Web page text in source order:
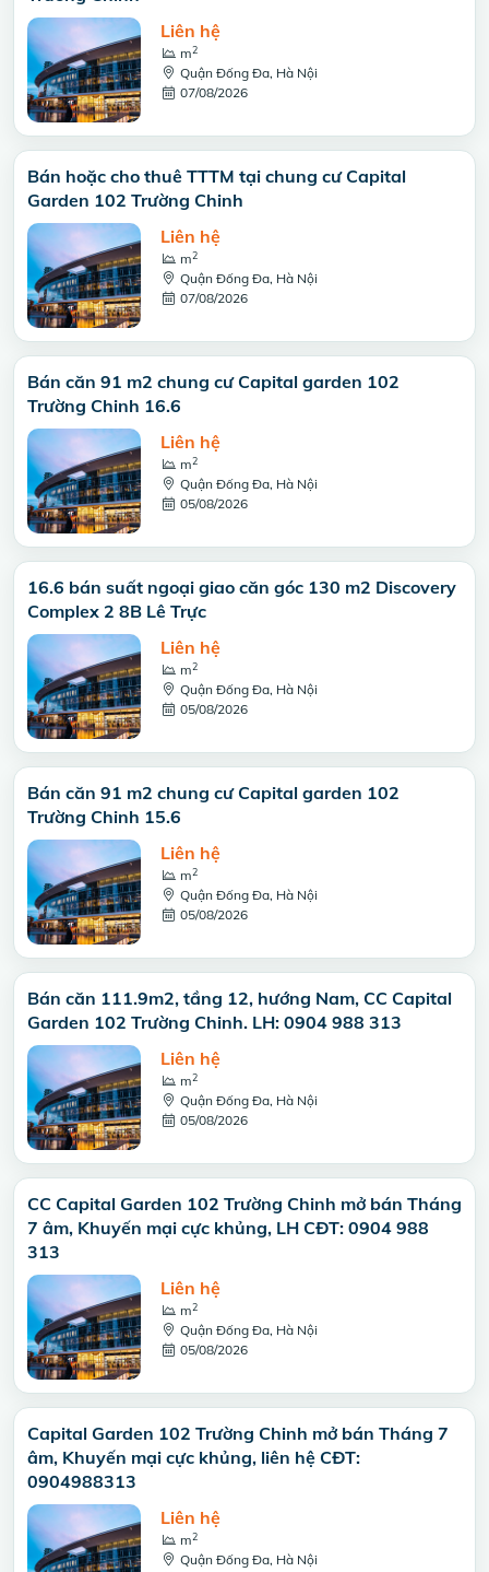
Liên hệ
m2
Quận Đống Đa, Hà Nội
07/08/2026
Bán hoặc cho thuê TTTM tại chung cư Capital
Garden 102 Trường Chinh
Liên hệ
m2
Quận Đống Đa, Hà Nội
07/08/2026
Bán căn 91 m2 chung cư Capital garden 102
Trường Chinh 16.6
Liên hệ
m2
Quận Đống Đa, Hà Nội
05/08/2026
16.6 bán suất ngoại giao căn góc 130 m2 Discovery
Complex 2 8B Lê Trực
Liên hệ
m2
Quận Đống Đa, Hà Nội
05/08/2026
Bán căn 91 m2 chung cư Capital garden 102
Trường Chinh 15.6
Liên hệ
m2
Quận Đống Đa, Hà Nội
05/08/2026
Bán căn 111.9m2, tầng 12, hướng Nam, CC Capital
Garden 102 Trường Chinh. LH: 0904 988 313
Liên hệ
m2
Quận Đống Đa, Hà Nội
05/08/2026
CC Capital Garden 102 Trường Chinh mở bán Tháng
7 âm, Khuyến mại cực khủng, LH CĐT: 0904 988
313
Liên hệ
m2
Quận Đống Đa, Hà Nội
05/08/2026
Capital Garden 102 Trường Chinh mở bán Tháng 7
âm, Khuyến mại cực khủng, liên hệ CĐT:
0904988313
Liên hệ
m2
Quận Đống Đa, Hà Nội